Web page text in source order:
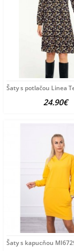
Šaty s potlačou Linea
24.90€
Šaty s kapucňou